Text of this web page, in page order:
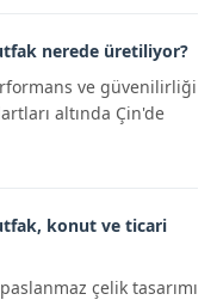
nerede üretiliyor?
ve güvenilirliği
altında Çin'de
konut ve ticari
çelik tasarımı